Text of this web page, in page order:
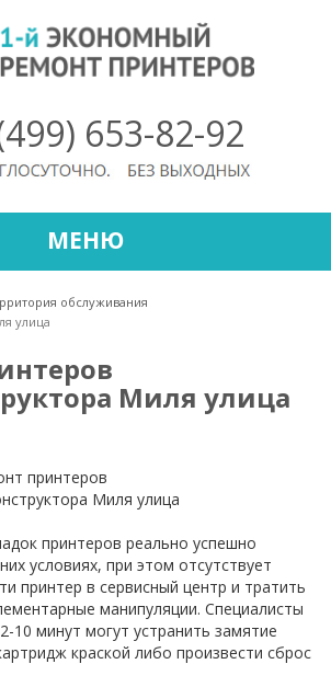
653-82-92
МЕНЮ
обслуживания
улица
Миля улица
принтеров реально успешно
условиях, при этом отсутствует
принтер в сервисный центр и тратить
манипуляции. Специалисты
10 минут могут устранить замятие
краской либо произвести сброс